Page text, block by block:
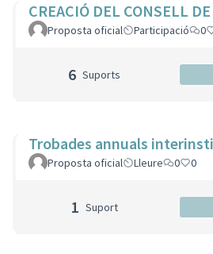
CREACIÓ DEL CONSELL
Proposta oficial Participació 0
6 Suports
Trobades annuals
Proposta oficial Lleure 0 0
1 Suport